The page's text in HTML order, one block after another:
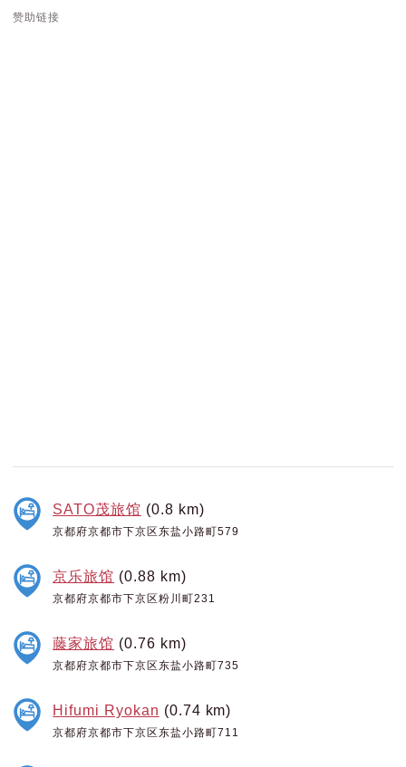
赞助链接
SATO茂旅馆 (0.8 km)
京都府京都市下京区东盐小路町579
京乐旅馆 (0.88 km)
京都府京都市下京区粉川町231
藤家旅馆 (0.76 km)
京都府京都市下京区东盐小路町735
Hifumi Ryokan (0.74 km)
京都府京都市下京区东盐小路町711